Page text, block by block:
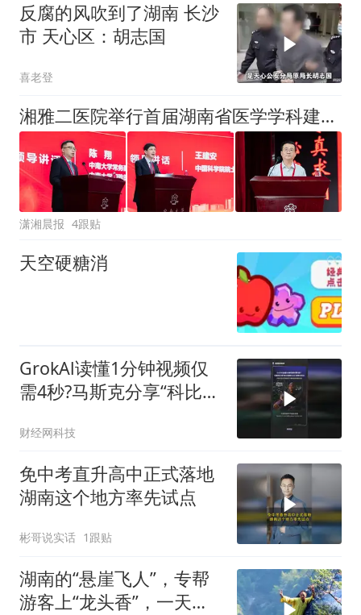
反腐的风吹到了湖南 长沙
市 天心区：胡志国
喜老登
湘雅二医院举行首届湖南省医学学科建设项目登峰学科（心血管病学）发展战略研讨会
潇湘晨报 4跟贴
天空硬糖消
GrokAl读懂1分钟视频仅
需4秒?马斯克分享“科比推
财经网科技
免中考直升高中正式落地
湖南这个地方率先试点
彬哥说实话 1跟贴
湖南的“悬崖飞人”，专帮
游客上“龙头香”，一天收